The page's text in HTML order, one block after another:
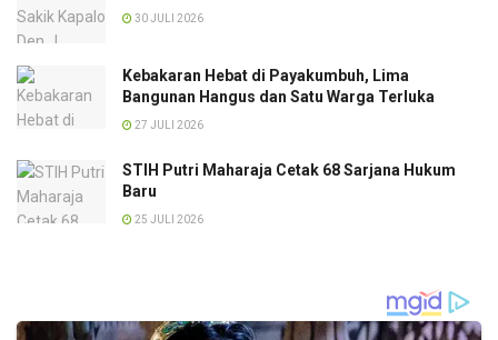
30 JULI 2026
Kebakaran Hebat di Payakumbuh, Lima
Bangunan Hangus dan Satu Warga Terluka
27 JULI 2026
STIH Putri Maharaja Cetak 68 Sarjana Hukum
Baru
25 JULI 2026